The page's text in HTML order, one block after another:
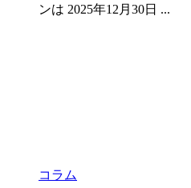
ンは 2025年12月30日 ...
コラム